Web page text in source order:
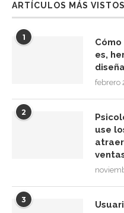
ARTÍCULOS MÁS VISTOS
1
es,
febrero
2
use
3